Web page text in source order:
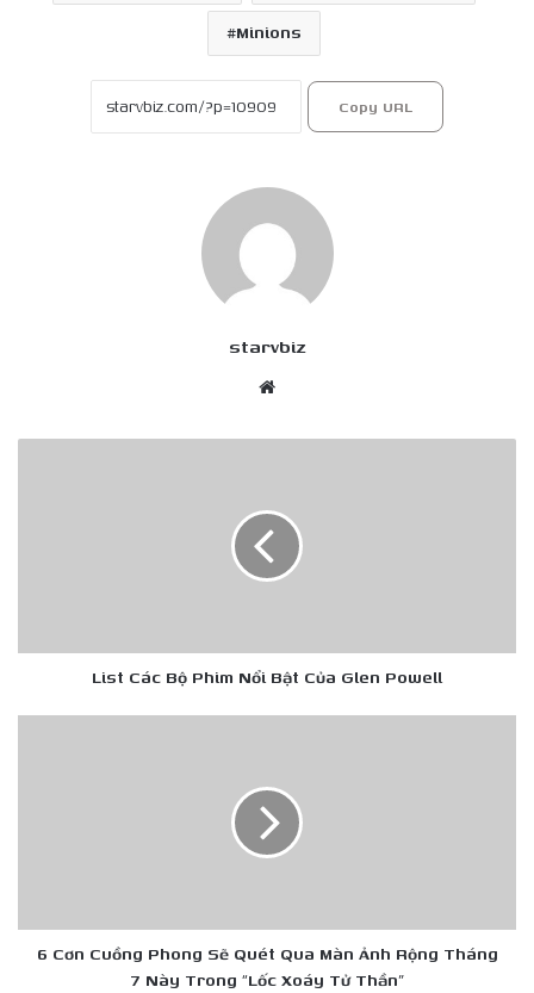
Minions
Copy URL
starvbiz
Powell
List Các Bộ Phim Nổi Bật Của Glen Powell
Ảnh
Rộng6 Cơn Cuồng Phong Sẽ Quét Qua Màn Ảnh Rộng Tháng
7 Này Trong “Lốc Xoáy Tử Thần”